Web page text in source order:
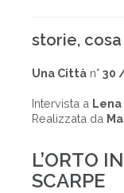
storie,
Una Città n° 30
Intervista a Lena
Realizzata da
L’ORTO
SCARPE